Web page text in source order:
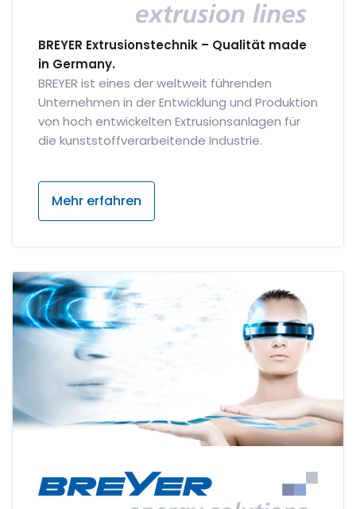
BREYER Extrusionstechnik – Qualität made
in Germany.
BREYER ist eines der weltweit führenden
Unternehmen in der Entwicklung und Produktion
von hoch entwickelten Extrusionsanlagen für
die kunststoffverarbeitende Industrie.
Mehr erfahren